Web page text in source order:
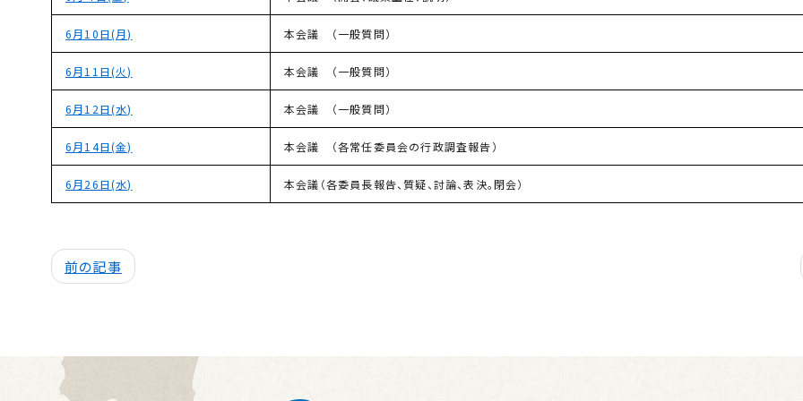
6月10日(月) 本会議 （一般質問）
6月11日(火) 本会議 （一般質問）
6月12日(水) 本会議 （一般質問）
6月14日(金) 本会議 （各常任委員会の行政調査報告）
6月26日(水) 本会議（各委員長報告、質疑、討論、表決。閉会）
前の記事